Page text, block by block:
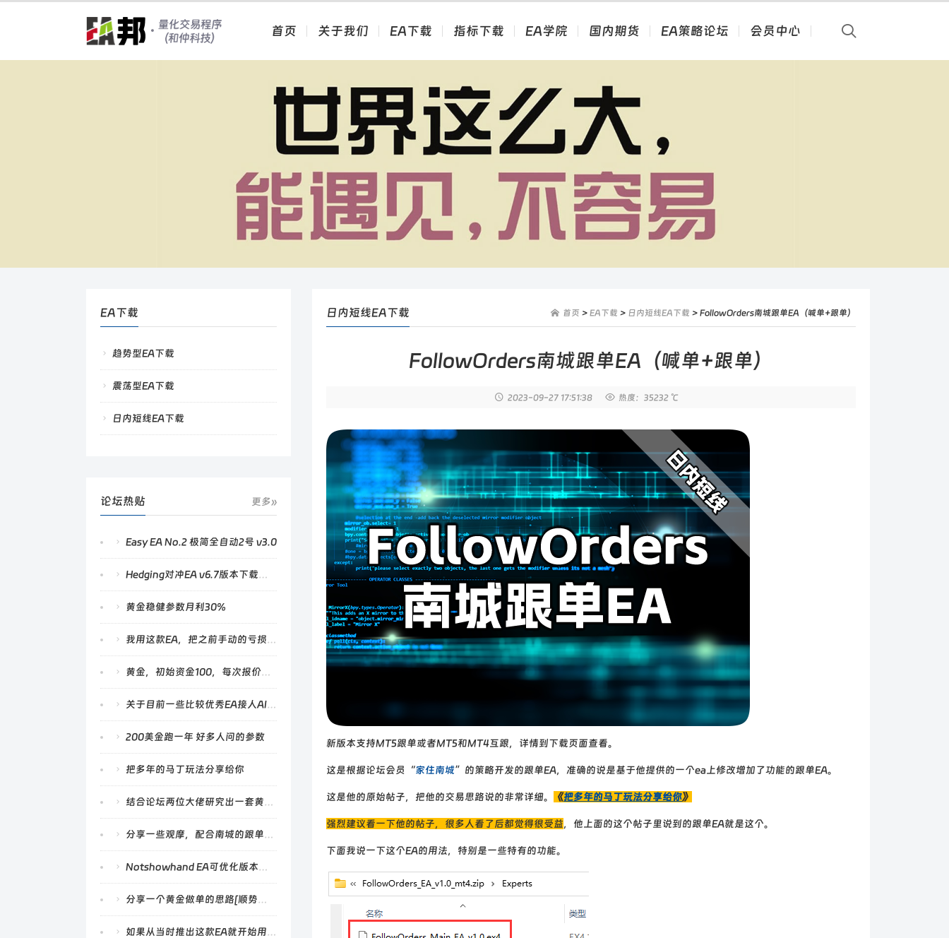
首页 关于我们 EA下载 指标下载 EA学院 国内期货 EA策略论坛 会员中心
EA下载
趋势型EA下载
震荡型EA下载
日内短线EA下载
论坛热贴 更多»
Easy EA No.2 极简全自动2号 v3.0
Hedging对冲EA v6.7版本下载及更新功能说明
黄金稳健参数月利30%
我用这款EA，把之前手动的亏损赚回来了
黄金，初始资金100，每次报价方式测试今年1至9月份，最终净值3100，附设置。
关于目前一些比较优秀EA接人AI的一点小小建议
200美金跑一年 好多人问的参数
把多年的马丁玩法分享给你
结合论坛两位大佬研究出一套黄金趋势策略
分享一些观摩，配合南城的跟单策略
Notshowhand EA可优化版本需求
分享一个黄金做单的思路[顺势加仓]，希望能给大家带来点启发
如果从当时推出这款EA就开始用的话会怎么样？NotShowHand
日内短线EA下载 首页 > EA下载 > 日内短线EA下载 > FollowOrders南城跟单EA（喊单+跟单）
FollowOrders南城跟单EA（喊单+跟单）
2023-09-27 17:51:38 热度：35232 ℃
新版本支持MT5跟单或者MT5和MT4互跟，详情到下载页面查看。
这是根据论坛会员“家住南城”的策略开发的跟单EA，准确的说是基于他提供的一个ea上修改增加了功能的跟单EA。
这是他的原始帖子，把他的交易思路说的非常详细。 《把多年的马丁玩法分享给你》
强烈建议看一下他的帖子，很多人看了后都觉得很受益，他上面的这个帖子里说到的跟单EA就是这个。
下面我说一下这个EA的用法，特别是一些特有的功能。